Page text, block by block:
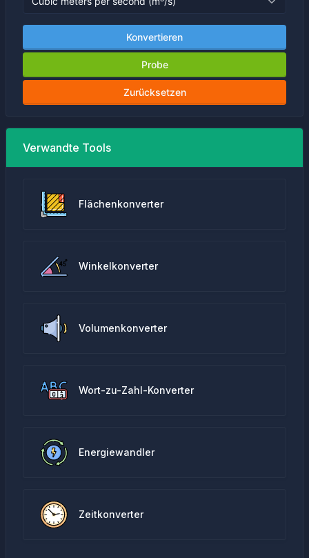
Konvertieren
Probe
Zurücksetzen
Verwandte Tools
Flächenkonverter
Winkelkonverter
Volumenkonverter
Wort-zu-Zahl-Konverter
Energiewandler
Zeitkonverter